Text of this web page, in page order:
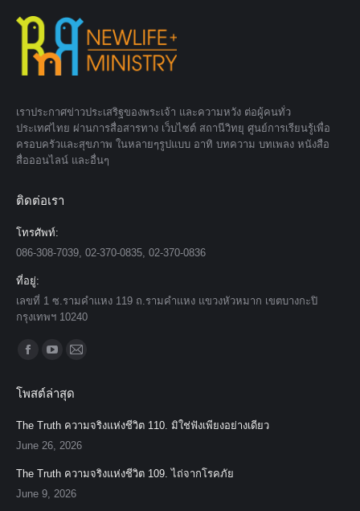
เราประกาศข่าวประเสริฐของพระเจ้า และความหวัง ต่อผู้คนทั่ว
ประเทศไทย ผ่านการสื่อสารทาง เว็บไซต์ สถานีวิทยุ ศูนย์การเรียนรู้เพื่อ
ครอบครัวและสุขภาพ ในหลายๆรูปแบบ อาทิ บทความ บทเพลง หนังสือ
สื่อออนไลน์ และอื่นๆ
ติดต่อเรา
โทรศัพท์:
086-308-7039, 02-370-0835, 02-370-0836
ที่อยู่:
เลขที่ 1 ซ.รามคำแหง 119 ถ.รามคำแหง แขวงหัวหมาก เขตบางกะปิ
กรุงเทพฯ 10240
Find us on:
opens
in
new
opens
in
new
in
new
โพสต์ล่าสุด
The Truth ความจริงแห่งชีวิต 110. มิใช่ฟังเพียงอย่างเดียว
June 26, 2026
The Truth ความจริงแห่งชีวิต 109. ไถ่จากโรคภัย
June 9, 2026